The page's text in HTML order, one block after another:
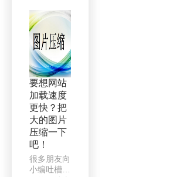
呢？这是怎
么一回事？
要怎么解决
这个问题
呢？要处理
图片变形问
题，最直接
的办法就是
找出变形的
原因，知道
之后就要表
面变形情
况。网上有
很多图片压
缩工具，效
果参差不
要想网站
加载速度
更快？把
大的图片
压缩一下
吧！
很多朋友向
小编吐槽自